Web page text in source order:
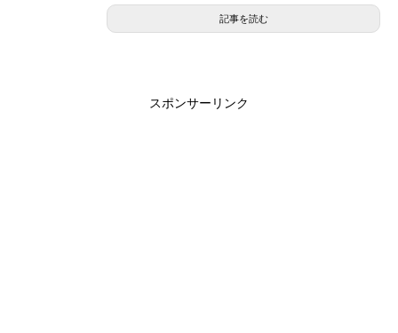
記事を読む
スポンサーリンク